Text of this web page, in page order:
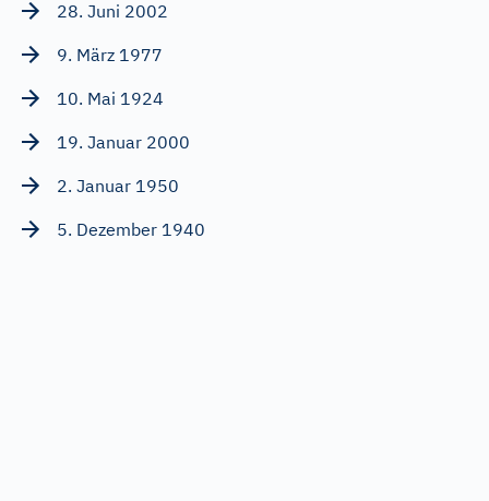
28. Juni 2002
9. März 1977
10. Mai 1924
19. Januar 2000
2. Januar 1950
5. Dezember 1940